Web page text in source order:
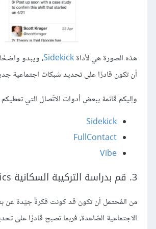
هذه الصورة هي لأداةSidekick، ويبدو
أن تكون قادرًا على تحديد شبكات اجتماعية
وإليكم قائمة ببعض أدوات الاتّصال التي
Sidekick
FullContact
Vibe
3. قم بدراسة التركيبة السكانية Demographics للشبكات الاجتماعية
من المُحتمل أن تكون قد كونت فكرةً جيّدة عن
الاجتماعية الصّاعدة، فربما تصبح قادرًا على